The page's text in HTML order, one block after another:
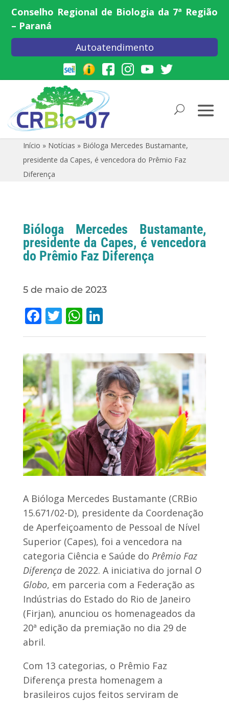
Conselho Regional de Biologia da 7ª Região
– Paraná
Autoatendimento
Início » Notícias » Bióloga Mercedes Bustamante,
presidente da Capes, é vencedora do Prêmio Faz
Diferença
Bióloga Mercedes Bustamante,
presidente da Capes, é vencedora
do Prêmio Faz Diferença
5 de maio de 2023
Facebook
Twitter
WhatsApp
LinkedIn
A Bióloga Mercedes Bustamante (CRBio
15.671/02-D), presidente da Coordenação
de Aperfeiçoamento de Pessoal de Nível
Superior (Capes), foi a vencedora na
categoria Ciência e Saúde do Prêmio Faz
Diferençade 2022. A iniciativa do jornal O
Globo, em parceria com a Federação as
Indústrias do Estado do Rio de Janeiro
(Firjan), anunciou os homenageados da
20ª edição da premiação no dia 29 de
abril.
Com 13 categorias, o Prêmio Faz
Diferença presta homenagem a
brasileiros cujos feitos serviram de